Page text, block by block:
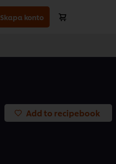
Skapa konto
Add to recipebook